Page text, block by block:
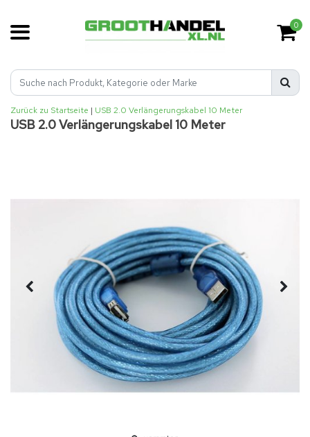
0
Zurück zu Startseite | USB 2.0 Verlängerungskabel 10 Meter
USB 2.0 Verlängerungskabel 10 Meter